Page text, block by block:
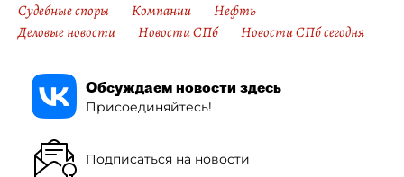
Судебные споры
Компании
Нефть
Деловые новости
Новости СПб Новости СПб сегодня
Обсуждаем новости здесь
Присоединяйтесь!
Подписаться на новости